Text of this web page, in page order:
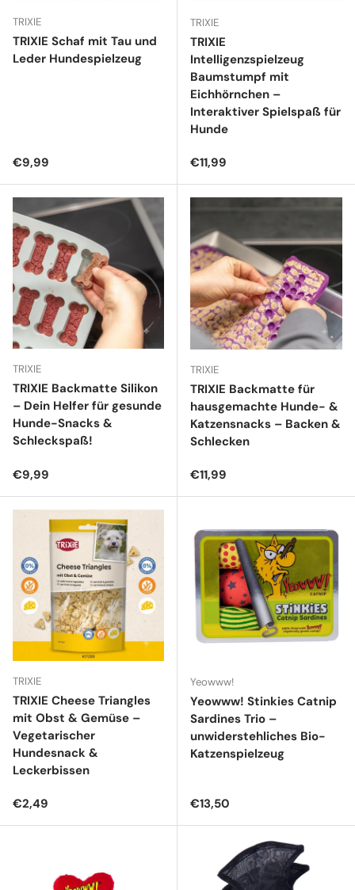
TRIXIE
TRIXIE Schaf mit Tau und
Leder Hundespielzeug
Normaler Preis
€9,99
TRIXIE
TRIXIE
Intelligenzspielzeug
Baumstumpf mit
Eichhörnchen –
Interaktiver Spielspaß für
Hunde
Normaler Preis
€11,99
TRIXIE
TRIXIE Backmatte Silikon
– Dein Helfer für gesunde
Hunde-Snacks &
Schleckspaß!
Normaler Preis
€9,99
TRIXIE
TRIXIE Backmatte für
hausgemachte Hunde- &
Katzensnacks – Backen &
Schlecken
Normaler Preis
€11,99
TRIXIE
TRIXIE Cheese Triangles
mit Obst & Gemüse –
Vegetarischer
Hundesnack &
Leckerbissen
Normaler Preis
€2,49
Yeowww!
Yeowww! Stinkies Catnip
Sardines Trio –
unwiderstehliches Bio-
Katzenspielzeug
Normaler Preis
€13,50